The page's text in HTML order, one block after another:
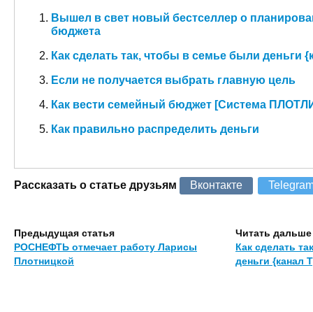
Вышел в свет новый бестселлер о
бюджета
Как сделать так, чтобы в семье были деньги
Если не получается выбрать главную цель
Как вести семейный бюджет [Система
Как правильно распределить деньги
Рассказать о статье друзьям Вконтакте
Предыдущая статья
РОСНЕФТЬ отмечает работу Ларисы
Плотницкой
Читать дальше
Как сделать
деньги {канал